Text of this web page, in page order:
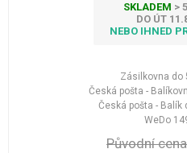
SKLADEM >
DO ÚT
NEBO IHNED
Zásilkovna do
Česká pošta -
Česká pošta - Balík
WeDo
Původní